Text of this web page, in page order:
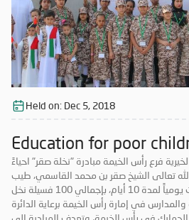
Held on: Dec 5, 2018
Education for poor
فرع رأس الخيمة مبادرة "نخلة صقر" احياءً
تعالى الشيخ صقر بن محمد القاسمي، طيب
الله ثراه، فتم توزيع 10 نخلات يومياً لمدة 10 أيام، بإجمالي 100 فسيلة نخل
في إمارة رأس الخيمة برعاية الدائرة
في رأس الخيمة، وتهدف المبادرة إلى